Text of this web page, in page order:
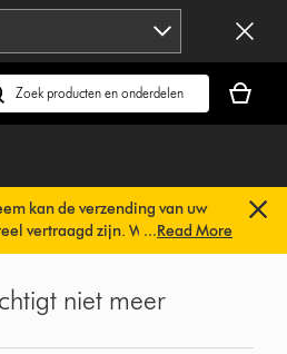
is
kan de verzending van uw
vertraagd zijn. We werken al
U hoeft verder niets te doen. Uw
...Read More
niet meer